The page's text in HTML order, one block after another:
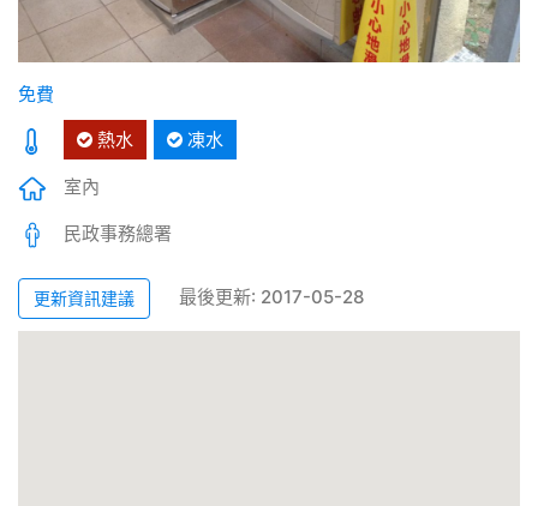
免費
熱水
凍水
室內
民政事務總署
更新資訊建議 最後更新: 2017-05-28